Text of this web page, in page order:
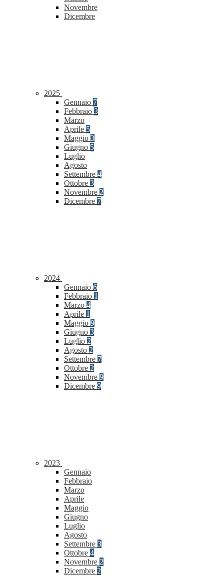
Novembre
Dicembre
2025
Gennaio 7
Febbraio 3
Marzo
Aprile 5
Maggio 3
Giugno 5
Luglio
Agosto
Settembre 4
Ottobre 3
Novembre 2
Dicembre 7
2024
Gennaio 6
Febbraio 1
Marzo 4
Aprile 1
Maggio 9
Giugno 3
Luglio 2
Agosto 2
Settembre 7
Ottobre 2
Novembre 9
Dicembre 9
2023
Gennaio
Febbraio
Marzo
Aprile
Maggio
Giugno
Luglio
Agosto
Settembre 3
Ottobre 4
Novembre 2
Dicembre 2